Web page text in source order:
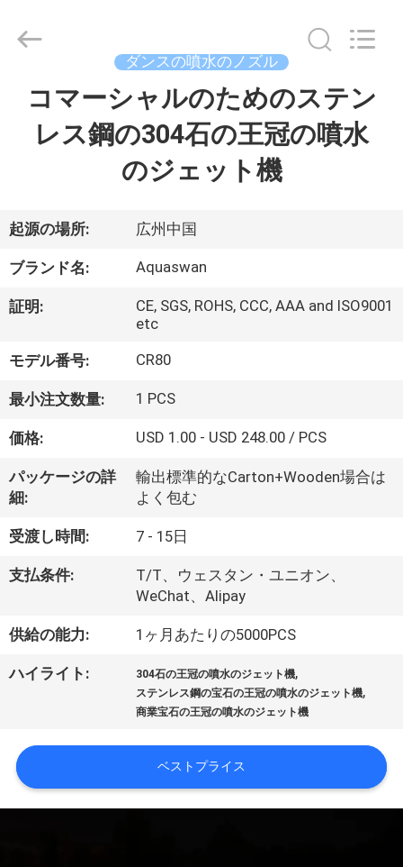
ダ
ク
ト
私
達
に
つ
い
て
場
旅
品
質
2020
Reserved.
ダンスの噴水のノズル
コマーシャルのためのステン
レス鋼の304石の王冠の噴水
のジェット機
起源の場所: 広州中国
ブランド名: Aquaswan
証明:
CE, SGS, ROHS, CCC, AAA and ISO9001
etc
モデル番号: CR80
最小注文数量: 1 PCS
価格: USD 1.00 - USD 248.00 / PCS
パッケージの詳
細:
輸出標準的なCarton+Wooden場合は
よく包む
受渡し時間: 7 - 15日
支払条件:
T/T、ウェスタン・ユニオン、
WeChat、Alipay
供給の能力: 1ヶ月あたりの5000PCS
ハイライト: 304石の王冠の噴水のジェット機,
ステンレス鋼の宝石の王冠の噴水のジェット機,
商業宝石の王冠の噴水のジェット機
ベストプライス